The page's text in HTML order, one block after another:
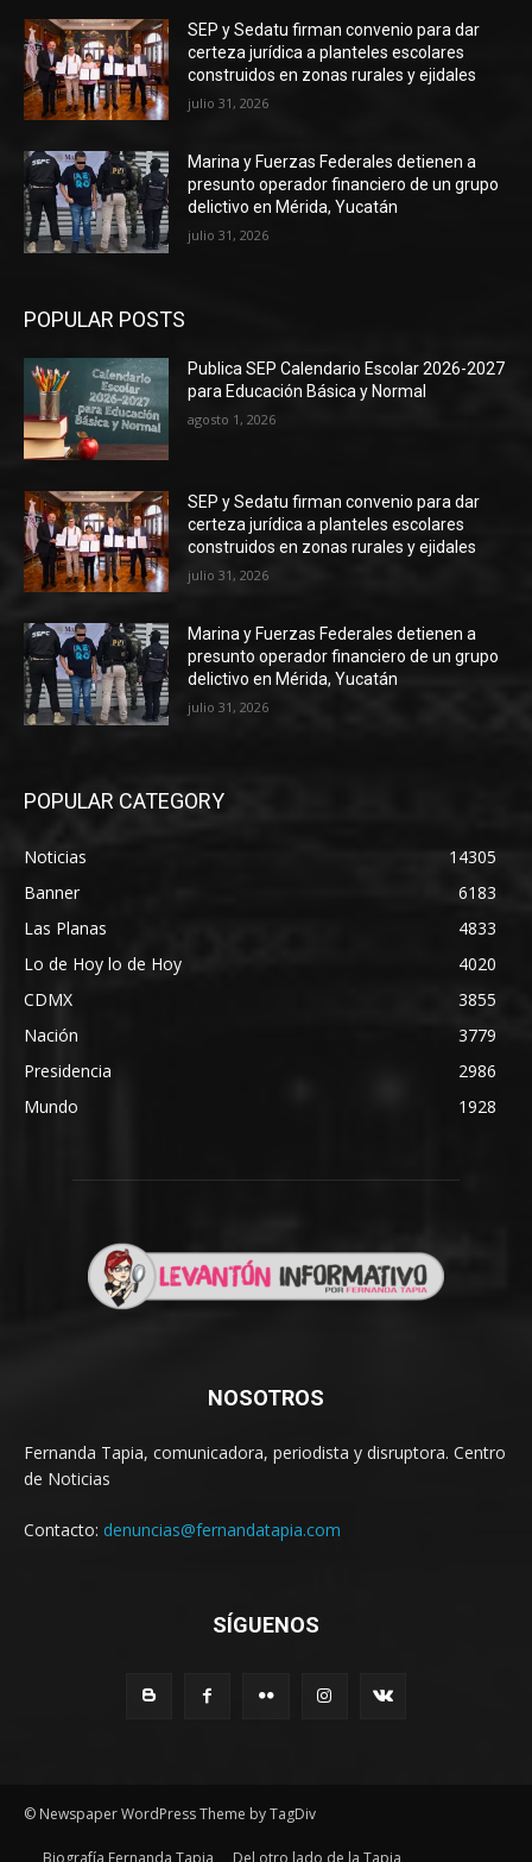
SEP y Sedatu firman convenio para dar
certeza jurídica a planteles escolares
construidos en zonas rurales y ejidales
julio 31, 2026
Marina y Fuerzas Federales detienen a
presunto operador financiero de un grupo
delictivo en Mérida, Yucatán
julio 31, 2026
POPULAR POSTS
Publica SEP Calendario Escolar 2026-2027
para Educación Básica y Normal
agosto 1, 2026
SEP y Sedatu firman convenio para dar
certeza jurídica a planteles escolares
construidos en zonas rurales y ejidales
julio 31, 2026
Marina y Fuerzas Federales detienen a
presunto operador financiero de un grupo
delictivo en Mérida, Yucatán
julio 31, 2026
POPULAR CATEGORY
Noticias
14305
Banner
6183
Las Planas
4833
Lo de Hoy lo de Hoy
4020
CDMX
3855
Nación
3779
Presidencia
2986
Mundo
1928
NOSOTROS
Fernanda Tapia, comunicadora, periodista y disruptora. Centro
de Noticias
Contacto: denuncias@fernandatapia.com
SÍGUENOS
© Newspaper WordPress Theme by TagDiv